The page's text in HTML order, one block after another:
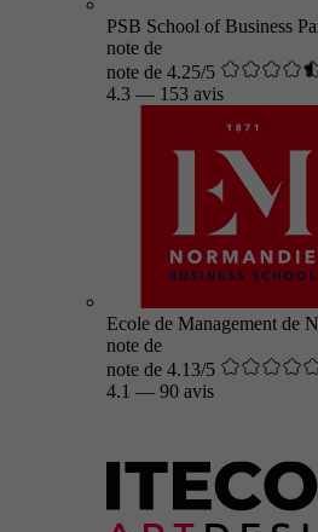
PSB School of Business
note de
note de 4.25/5
4.3 — 153 avis
Ecole de Management de
note de
note de 4.13/5
4.1 — 90 avis